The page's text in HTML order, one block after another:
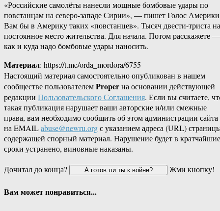
«Российские самолёты нанесли мощные бомбовые удары по
повстанцам на северо-западе Сирии», — пишет Голос
Вам бы в Америку таких «повстанцев». Тысяч двести-триста на
постоянное место жительства. Для начала. Потом расскажете —
как и куда надо бомбовые удары наносить.
Материал: https://t.me/orda_mordora/6755
Настоящий материал самостоятельно опубликован в нашем
сообществе пользователемProperна основании действующей
редакции Пользовательского Соглашения. Если вы считаете,
такая публикация нарушает ваши авторские и/или смежные
права, вам необходимо сообщить об этом администрации сайта
на EMAILabuse@newru.orgс указанием адреса (URL)
содержащей спорный материал. Нарушение будет в кратчайшие
сроки устранено, виновные наказаны.
Дочитал до конца?
Жми кнопку!
Вам может понравиться...